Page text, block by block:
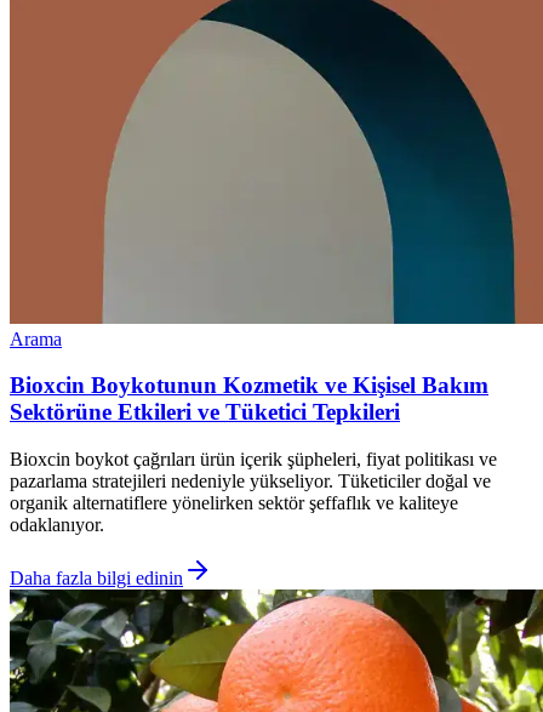
Arama
Bioxcin Boykotunun Kozmetik ve Kişisel Bakım
Sektörüne Etkileri ve Tüketici Tepkileri
Bioxcin boykot çağrıları ürün içerik şüpheleri, fiyat politikası ve
pazarlama stratejileri nedeniyle yükseliyor. Tüketiciler doğal ve
organik alternatiflere yönelirken sektör şeffaflık ve kaliteye
odaklanıyor.
Daha fazla bilgi edinin